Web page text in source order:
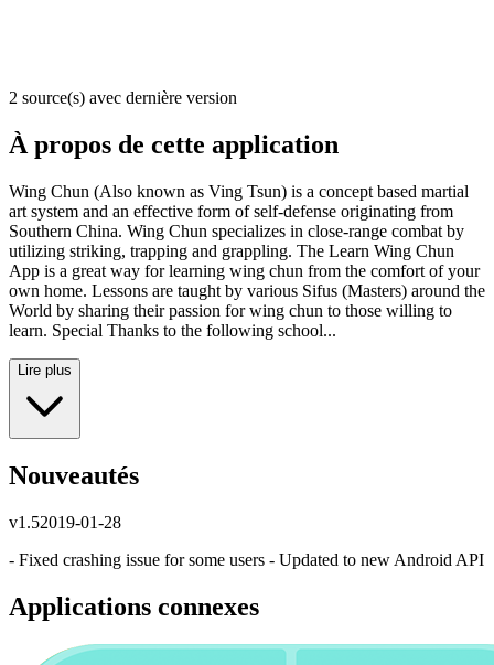
2 source(s) avec dernière version
À propos de cette application
Wing Chun (Also known as Ving Tsun) is a concept based martial
art system and an effective form of self-defense originating from
Southern China. Wing Chun specializes in close-range combat by
utilizing striking, trapping and grappling. The Learn Wing Chun
App is a great way for learning wing chun from the comfort of your
own home. Lessons are taught by various Sifus (Masters) around the
World by sharing their passion for wing chun to those willing to
learn. Special Thanks to the following school...
Lire plus
Nouveautés
v1.52019-01-28
- Fixed crashing issue for some users - Updated to new Android API
Applications connexes